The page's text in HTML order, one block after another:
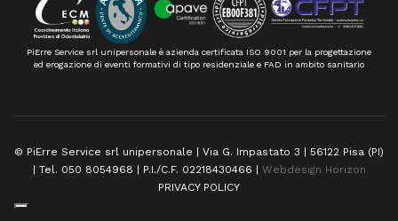
PiErre Service srl unipersonale è azienda certificata ISO 9001 per la progettazione
ed erogazione di eventi formativi di tipo residenziale e FAD in ambito sanitario
© PiErre Service srl unipersonale | Via G. Impastato 3 | 56122 Pisa (PI)
| Tel. 050 8054968 | P.I./C.F. 02218430466 | Webdesign Horizon
PRIVACY POLICY